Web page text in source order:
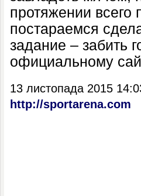
протяжении всего
постараемся
задание – забить
официальному
13 листопада 2015
http://sportarena.com